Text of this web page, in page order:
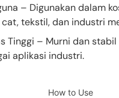
How to Use
– Digunakan dalam
cat, tekstil, dan industri
Tinggi – Murni dan
aplikasi industri.